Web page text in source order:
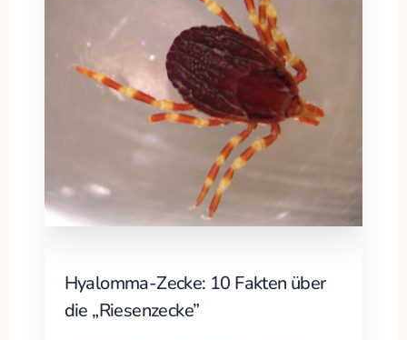
Hyalomma-Zecke: 10 Fakten über
die „Riesenzecke”